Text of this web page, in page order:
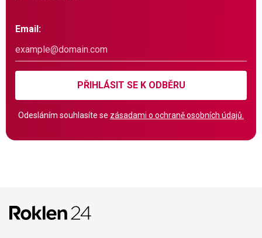
Email:
PŘIHLÁSIT SE K ODBĚRU
Odesláním souhlasíte se zásadami o ochraně osobních údajů.